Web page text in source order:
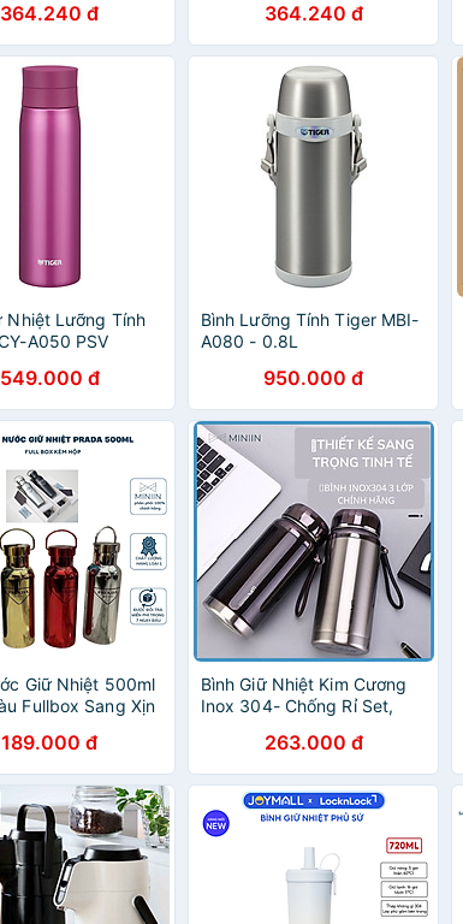
nắp một chạm,
thép không gỉ
rộng - JoyMall
364.240 đ
hãng, mở nắp một chạm,
chất liệu thép không gỉ
miệng ly rộng - JoyMall
364.240 đ
Nhiệt Lưỡng Tính
A050 PSV
549.000 đ
Bình Lưỡng Tính Tiger MBI-
A080 - 0.8L
950.000 đ
Giữ Nhiệt 500ml
Fullbox Sang Xịn
Tiếng - HÀNG
MINIIN
189.000 đ
Bình Giữ Nhiệt Kim Cương
Inox 304- Chống Rỉ Set,
Nóng Lạnh Tốt 6- 8h, Quai
Đeo Chắc Chắn, Thiết Kế
Sang Trọng, Màu Sắc
Thanh Lịch, Tiện Lợi, Pha
Lọc Trà, Hàng Chính Hãng
263.000 đ